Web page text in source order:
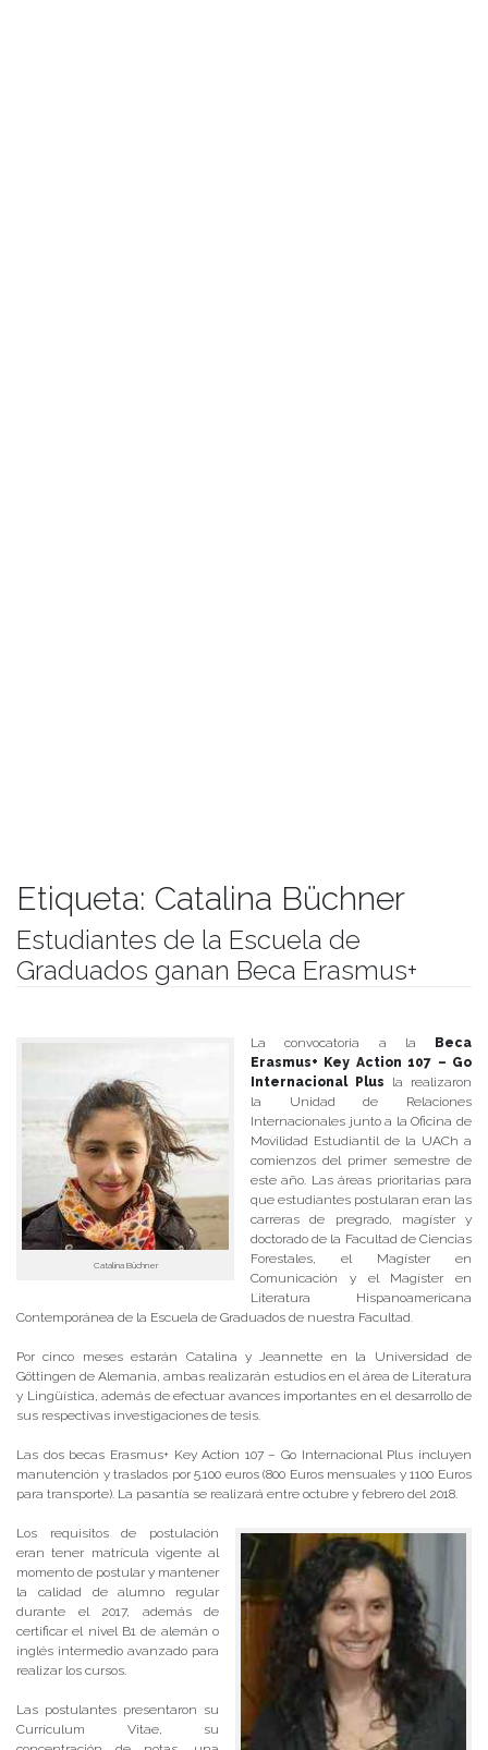
Etiqueta: Catalina Büchner
Estudiantes de la Escuela de
Graduados ganan Beca Erasmus+
Catalina Büchner
La convocatoria a la
Beca
Erasmus+ Key Action 107 – Go
Internacional Plus la realizaron
la Unidad de Relaciones
Internacionales junto a la Oficina de
Movilidad Estudiantil de la UACh a
comienzos del primer semestre de
este año. Las áreas prioritarias para
que estudiantes postularan eran las
carreras de pregrado, magíster y
doctorado de la Facultad de Ciencias
Forestales, el Magíster en
Comunicación y el Magíster en
Literatura Hispanoamericana
Contemporánea de la Escuela de Graduados de nuestra Facultad.
Por cinco meses estarán Catalina y Jeannette en la Universidad de
Göttingen de Alemania, ambas realizarán estudios en el área de Literatura
y Lingüística, además de efectuar avances importantes en el desarrollo de
sus respectivas investigaciones de tesis.
Las dos becas Erasmus+ Key Action 107 – Go Internacional Plus incluyen
manutención y traslados por 5.100 euros (800 Euros mensuales y 1100 Euros
para transporte). La pasantía se realizará entre octubre y febrero del 2018.
Los requisitos de postulación
eran tener matrícula vigente al
momento de postular y mantener
la calidad de alumno regular
durante el 2017, además de
certificar el nivel B1 de alemán o
inglés intermedio avanzado para
realizar los cursos.
Las postulantes presentaron su
Currículum Vitae, su